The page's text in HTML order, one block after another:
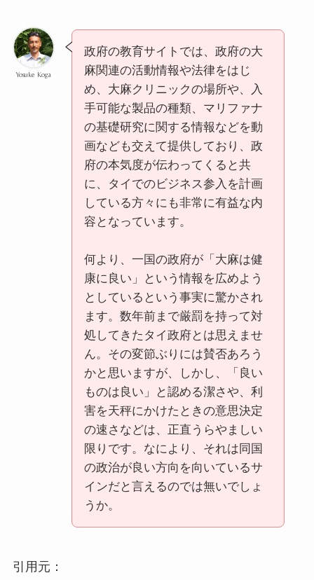
Yosuke Koga
政府の教育サイトでは、政府の大
麻関連の活動情報や法律をはじ
め、大麻クリニックの場所や、入
手可能な製品の種類、マリファナ
の基礎研究に関する情報などを動
画なども交えて提供しており、政
府の本気度が伝わってくると共
に、タイでのビジネス参入を計画
している方々にも非常に有益な内
容となっています。
何より、一国の政府が「大麻は健
康に良い」という情報を広めよう
としているという事実に驚かされ
ます。数年前まで厳罰を持って対
処してきたタイ政府とは思えませ
ん。その変節ぶりには賛否あろう
かと思いますが、しかし、「良い
ものは良い」と認める潔さや、利
害を天秤にかけたときの意思決定
の速さなどは、正直うらやましい
限りです。なにより、それは同国
の政治が良い方向を向いているサ
インだと言えるのでは無いでしょ
うか。
引用元：